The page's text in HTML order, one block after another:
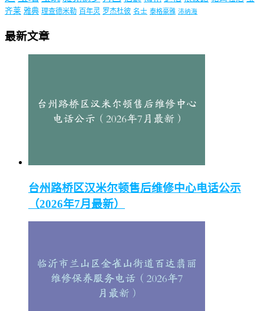
齐莱 雅典 理查德米勒 百年灵 罗杰杜彼 名士 泰格豪雅 沛纳海
最新文章
台州路桥区汉米尔顿售后维修中心电话公示
（2026年7月最新）